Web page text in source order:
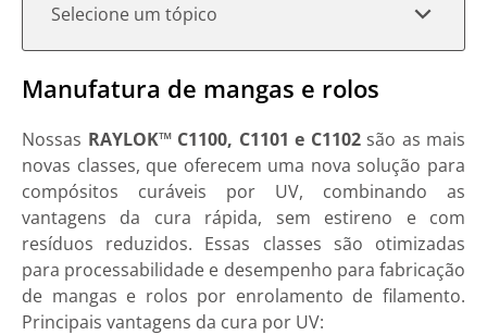
Selecione um tópico
Manufatura de mangas e rolos
Nossas RAYLOK™ C1100, C1101 e C1102são as mais
novas classes, que oferecem uma nova solução para
compósitos curáveis por UV, combinando as
vantagens da cura rápida, sem estireno e com
resíduos reduzidos. Essas classes são otimizadas
para processabilidade e desempenho para fabricação
de mangas e rolos por enrolamento de filamento.
Principais vantagens da cura por UV: